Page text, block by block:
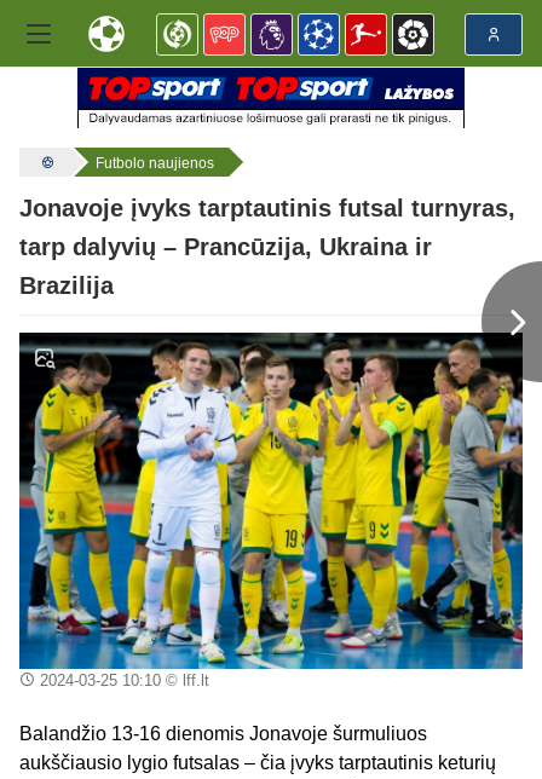
Futbolo naujienos
Jonavoje įvyks tarptautinis futsal turnyras,
tarp dalyvių – Prancūzija, Ukraina ir
Brazilija
2024-03-25 10:10© lff.lt
Balandžio 13-16 dienomis Jonavoje šurmuliuos
aukščiausio lygio futsalas – čia įvyks tarptautinis keturių